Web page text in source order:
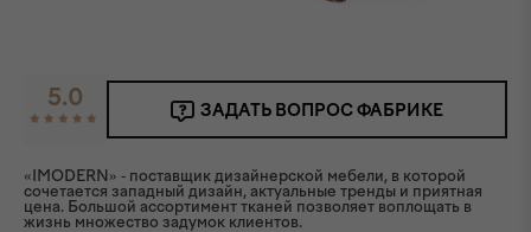
5.0 ЗАДАТЬ ВОПРОС ФАБРИКЕ
«IMODERN» - поставщик дизайнерской мебели, в которой
сочетается западный дизайн, актуальные тренды и приятная
цена. Большой ассортимент тканей позволяет воплощать в
жизнь множество задумок клиентов.